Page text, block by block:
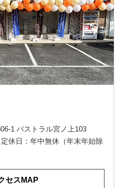
1 パストラル宮ノ上103
休日：年中無休（年末年始除
セスMAP